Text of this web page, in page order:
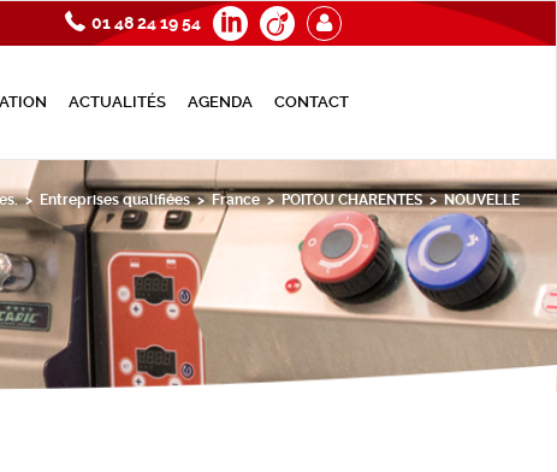
ACTUALITÉS AGENDA CONTACT
01 48 24 19 54
> Entreprises qualifiées > France > POITOU CHARENTES > NOUVELLE